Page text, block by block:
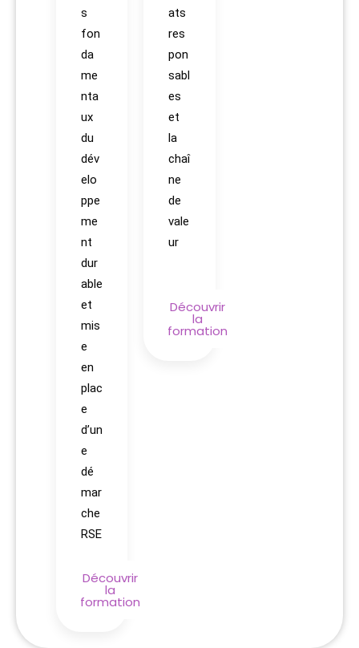
s
fon
da
me
nta
ux
du
dév
elo
ppe
me
nt
dur
able
et
mis
e
en
plac
e
d’un
e
dé
mar
che
RSE
Découvrir
la
formation
ats
res
pon
sabl
es
et
la
chaî
ne
de
vale
ur
Découvrir
la
formation